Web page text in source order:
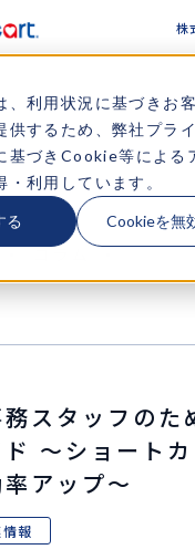
、利用状況に基づきお
供するため、弊社 プラ
基づきCookie等による
・利用しています。
る Cookieを無
273-1445
株
診
問
株
コラム 医療機
スタッフのた
〜ショート
アップ〜
報